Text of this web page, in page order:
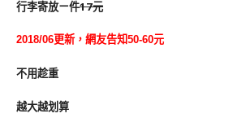
行李寄放ㄧ件17元
2018/06更新，網友告知50-60元
不用趁重
越大越划算